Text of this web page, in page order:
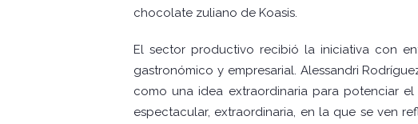
chocolate zuliano de Koasis.
El sector productivo recibió la iniciativa con
gastronómico y empresarial. Alessandri
como una idea extraordinaria para potenciar
espectacular, extraordinaria, en la que se ven